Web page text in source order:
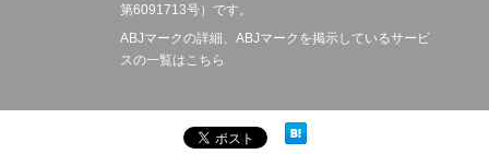
第6091713号）です。
ABJマークの詳細、ABJマークを掲示しているサービ
スの一覧はこちら